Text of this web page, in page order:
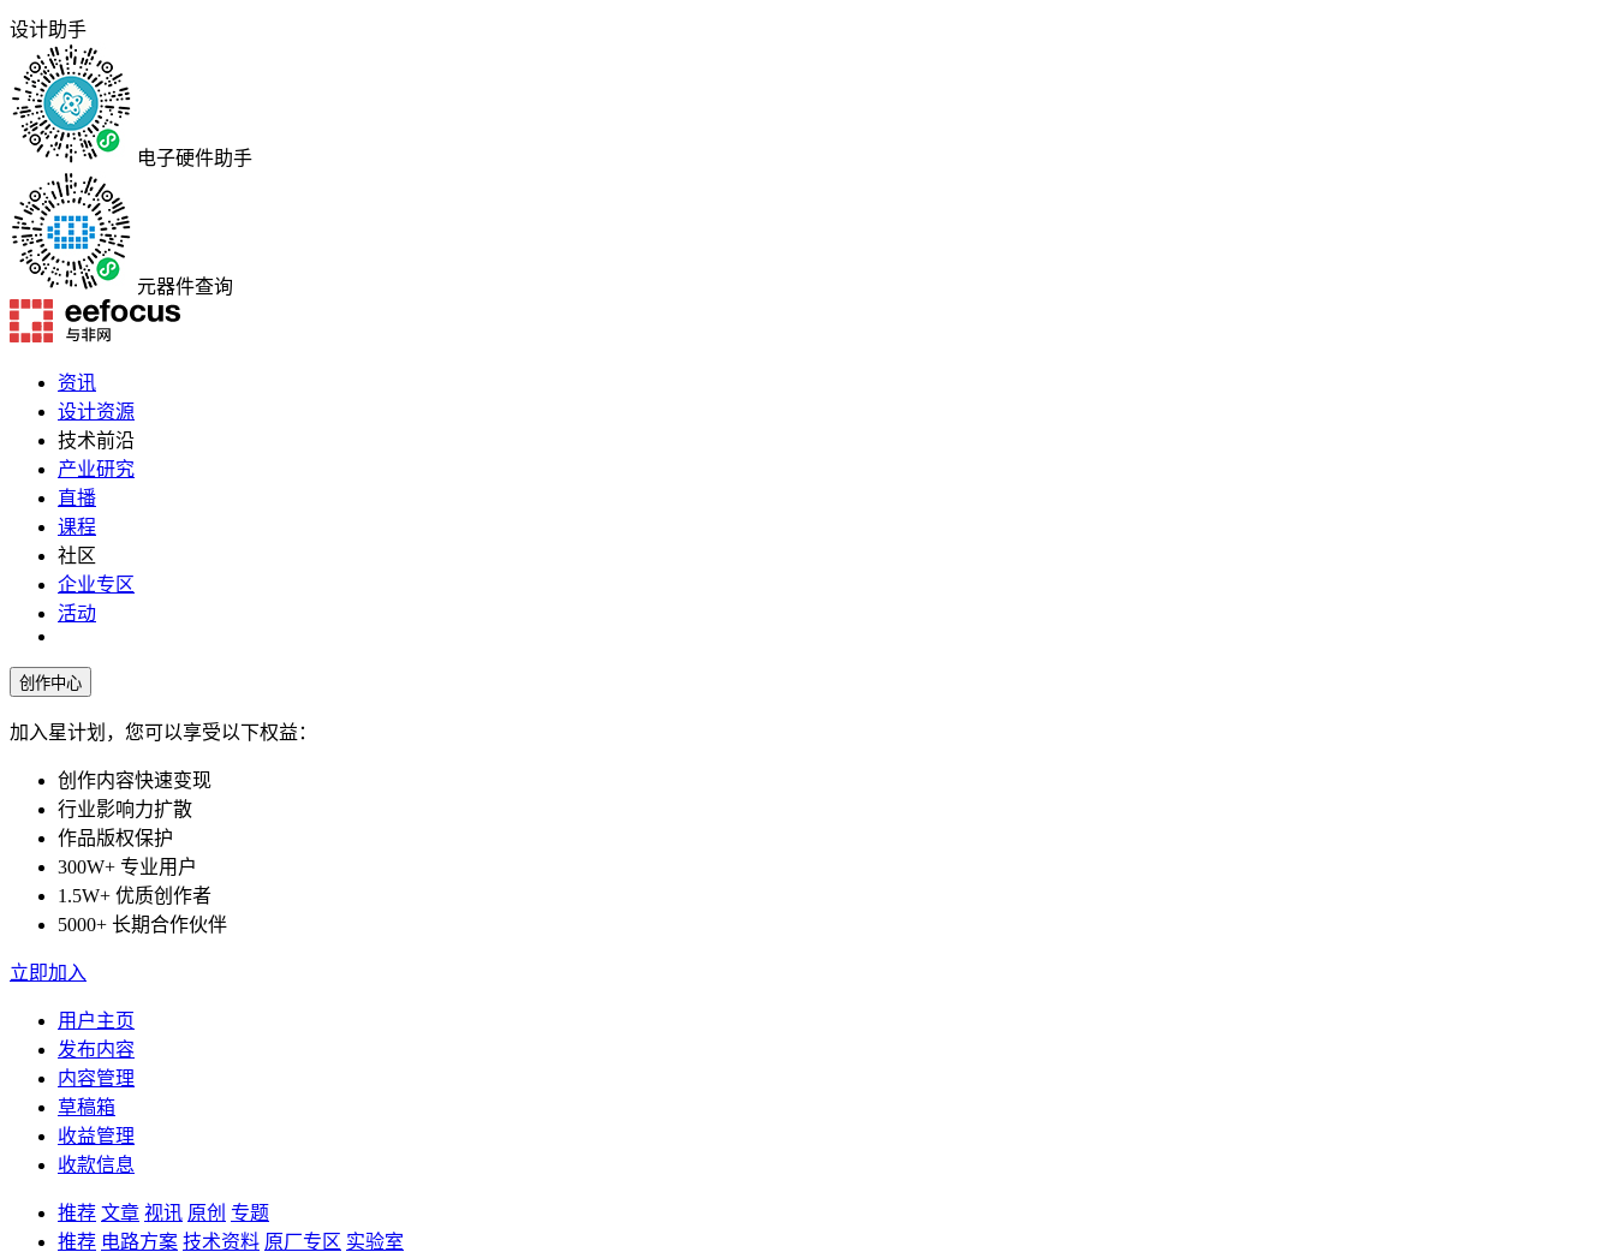
设计助手
电子硬件助手
元器件查询
资讯
设计资源
技术前沿
产业研究
直播
课程
社区
企业专区
活动
创作中心
加入星计划，您可以享受以下权益：
创作内容快速变现
行业影响力扩散
作品版权保护
300W+ 专业用户
1.5W+ 优质创作者
5000+ 长期合作伙伴
立即加入
用户主页
发布内容
内容管理
草稿箱
收益管理
收款信息
推荐 文章 视讯 原创 专题
推荐 电路方案 技术资料 原厂专区 实验室